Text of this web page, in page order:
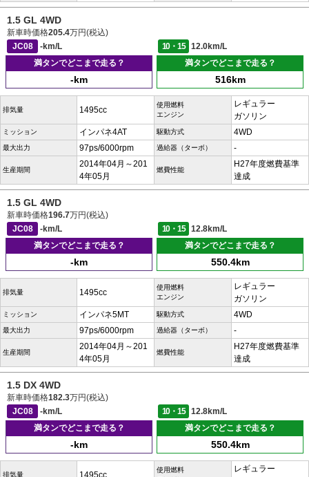
1.5 GL 4WD
新車時価格205.4万円(税込)
JC08
-km/L 10・15
12.0km/L
満タンでどこまで走る？
-km
満タンでどこまで走る？
516km
排気量 1495cc
使用燃料
エンジン
レギュラー
ガソリン
ミッション インパネ4AT 駆動方式 4WD
最大出力 97ps/6000rpm 過給器（ターボ） -
生産期間
2014年04月～201
4年05月
燃費性能
H27年度燃費基準
達成
1.5 GL 4WD
新車時価格196.7万円(税込)
JC08
-km/L 10・15
12.8km/L
満タンでどこまで走る？
-km
満タンでどこまで走る？
550.4km
排気量 1495cc
使用燃料
エンジン
レギュラー
ガソリン
ミッション インパネ5MT 駆動方式 4WD
最大出力 97ps/6000rpm 過給器（ターボ） -
生産期間
2014年04月～201
4年05月
燃費性能
H27年度燃費基準
達成
1.5 DX 4WD
新車時価格182.3万円(税込)
JC08
-km/L 10・15
12.8km/L
満タンでどこまで走る？
-km
満タンでどこまで走る？
550.4km
排気量
使用燃料
レギュラー